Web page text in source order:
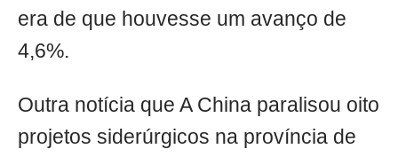
era de que houvesse um avanço de
4,6%.
Outra notícia que A China paralisou oito
projetos siderúrgicos na província de